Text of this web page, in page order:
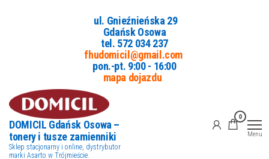
ul. Gnieźnieńska 29
Gdańsk Osowa
tel. 572 034 237
fhudomicil@gmail.com
pon.-pt. 9:00 - 16:00
mapa dojazdu
DOMICIL Gdańsk Osowa –
tonery i tusze zamienniki
Sklep stacjonarny i online, dystrybutor
marki Asarto w Trójmieście.
0
Menu